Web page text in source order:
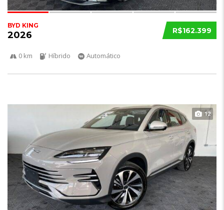
R$162.399
BYD KING
2026
0 km Híbrido Automático
12